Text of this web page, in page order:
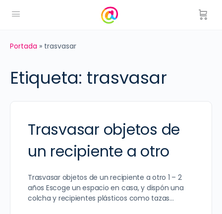
Portada » trasvasar
Etiqueta: trasvasar
Trasvasar objetos de
un recipiente a otro
Trasvasar objetos de un recipiente a otro 1 – 2
años Escoge un espacio en casa, y dispón una
colcha y recipientes plásticos como tazas…